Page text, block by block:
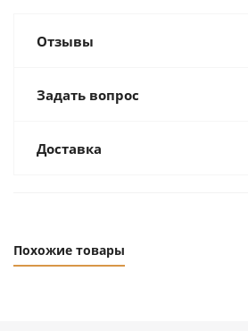
Отзывы
Задать вопрос
Доставка
Похожие товары